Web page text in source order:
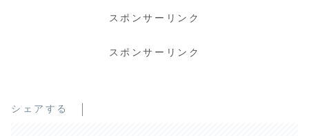
スポンサーリンク
スポンサーリンク
シェアする